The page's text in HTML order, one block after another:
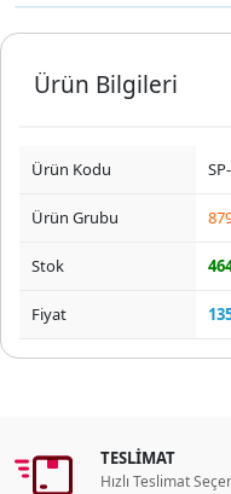
Ürün Bilgileri
Ürün Kodu
Ürün Grubu
Stok
Fiyat
TESLİMAT
Hızlı Teslimat